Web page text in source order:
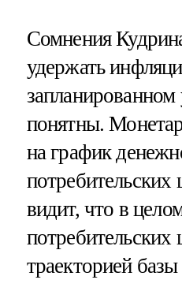
Сомнения
удержать
понятны.
на график
потребительских
видит, что в
потребительских
траекторией